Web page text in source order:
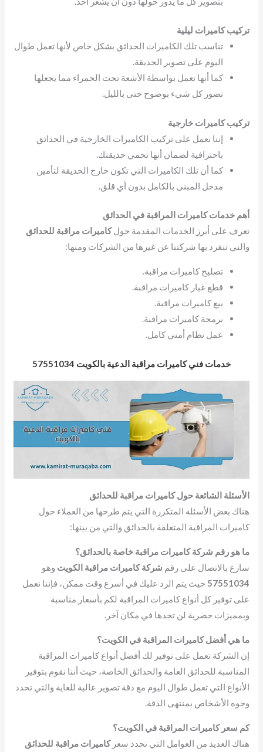
تركيب كاميرات ليلية
تناسب تلك الكاميرات الحدائق بشكل خاص لأنها تعمل طوال
اليوم على تصوير الحديقة.
كما أنها تعمل بواسطة الأشعة تحت الحمراء مما يجعلها
تصور كل شيء بوضوح حتى بالليل.
تركيب كاميرات خارجية
إننا نعمل على تركيب الكاميرات الخارجية في الحدائق
باحترافية لضمان أنها تحمي حديقتك.
كما أن تلك الكاميرات التي تكون خارج الحديقة لتأمين
مدخل المبنى بالكامل بدون أي قلق.
أهم خدمات كاميرات المراقبة في الحدائق
تعرف على أبرز الخدمات المقدمة حولكاميرات مراقبة للحدائق
والتي تنفرد بها شركتنا عن غيرها من الشركات ومنها:
تصليح كاميرات مراقبة.
قطع غيار كاميرات مراقبة.
بيع كاميرات مراقبة.
برمجة كاميرات مراقبة.
عمل نظام أمني كامل.
خدمات فني كاميرات مراقبة الدعية بالكويت 57551034
الأسئلة الشائعة حول كاميرات مراقبة للحدائق
هناك بعض الأسئلة المتكررة التي يتم طرحها من العملاء حول
كاميرات المراقبة المتعلقة بالحدائق والتي من بينها:
ما هو رقم شركة كاميرات مراقبة خاصة بالحدائق؟
سارع بالاتصال على رقم شركة كاميرات مراقبة الكويت وهو
57551034 حيث يتم الرد عليك في أسرع وقت ممكن، فإننا نعمل
على توفير كل أنواع كاميرات المراقبة لكم بأسعار مناسبة
وبمميزات حصرية لن تجدها في مكان آخر.
ما هي أفضل كاميرات المراقبة في الكويت؟
إن الشركة تعمل على توفير لك أفضل أنواع كاميرات المراقبة
المناسبة للحدائق العامة والحدائق الخاصة، حيث أننا نقوم بتوفير
الأنواع التي تعمل طوال اليوم مع دقة تصوير عالية للغاية والتي تحدد
وجوه الأشخاص بمنتهى الدقة.
كم سعر كاميرات المراقبة في الكويت؟
هناك العديد من العوامل التي تحدد سعركاميرات مراقبة للحدائق